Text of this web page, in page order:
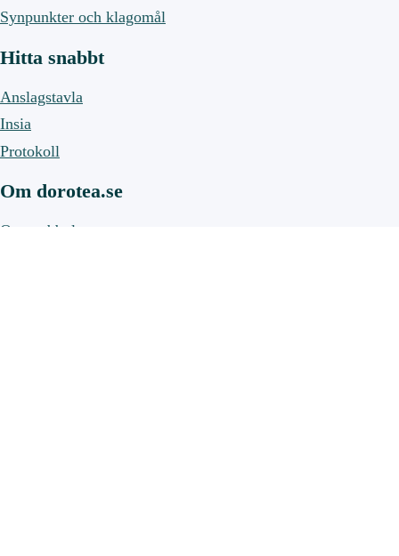
Synpunkter och klagomål
Hitta snabbt
Anslagstavla
Insia
Protokoll
Om dorotea.se
Om webbplatsen